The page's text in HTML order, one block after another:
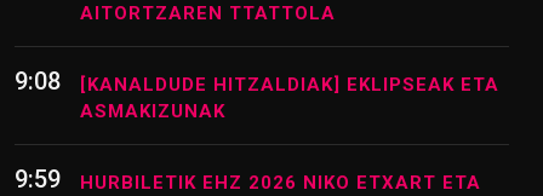
AITORTZAREN TTATTOLA
9:08
[KANALDUDE HITZALDIAK] EKLIPSEAK ETA
ASMAKIZUNAK
9:59
HURBILETIK EHZ 2026 NIKO ETXART ETA